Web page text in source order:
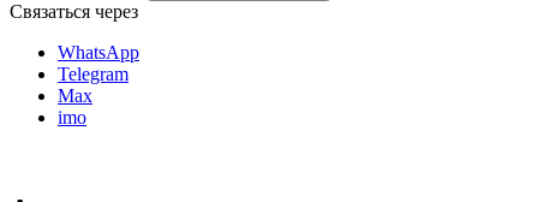
Связаться через
WhatsApp
Telegram
Max
imo